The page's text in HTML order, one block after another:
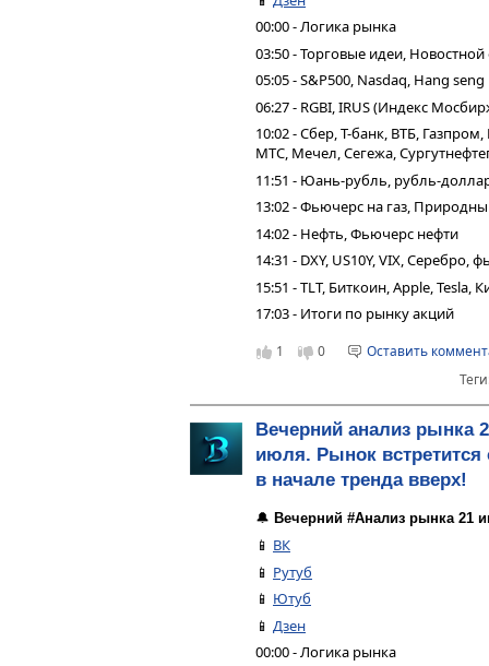
00:00 - Логика рынка
03:50 - Торговые идеи,
05:05 - S&P500, Nasdaq, Hang seng
06:27 - RGBI, IRUS (Индекс
10:02 - Сбер, Т-банк, ВТБ,
МТС, Мечел, Сегежа,
11:51 - Юань-рубль, рубль-
13:02 - Фьючерс на газ,
14:02 - Нефть, Фьючерс нефти
14:31 - DXY, US10Y, VIX,
15:51 - TLT, Биткоин, Apple, Tesla,
17:03 - Итоги по рынку акций
1 0
Оставить
Вечерний анализ рынка
июля. Рынок
в начале тренда вверх!
🔔 Вечерний #Анализ рынка 21
📱 ВК
📱 Рутуб
📱 Ютуб
📱 Дзен
00:00 - Логика рынка